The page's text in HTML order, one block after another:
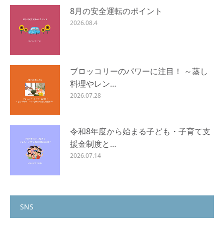
8月の安全運転のポイント
2026.08.4
ブロッコリーのパワーに注目！ ～蒸し
料理やレン…
2026.07.28
令和8年度から始まる子ども・子育て支
援金制度と…
2026.07.14
SNS